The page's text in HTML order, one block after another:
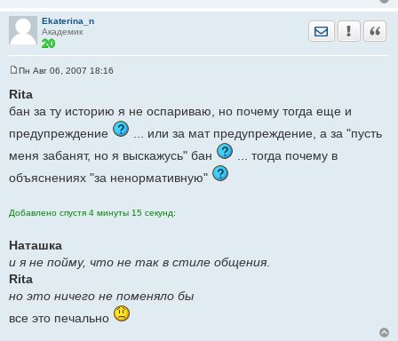
Ekaterina_n
Академик
Отправить
о
о
б
е
и
Пн Авг 06, 2007 18:16
Rita
бан за ту историю я не оспариваю, но почему тогда еще и
предупреждение
... или за мат предупреждение, а за "пусть
меня забанят, но я выскажусь" бан
... тогда почему в
объяснениях "за ненормативную"
Добавлено спустя 4 минуты 15 секунд:
Наташка
и я не пойму, что не так в стиле общения.
Rita
но это ничего не поменяло бы
все это печально